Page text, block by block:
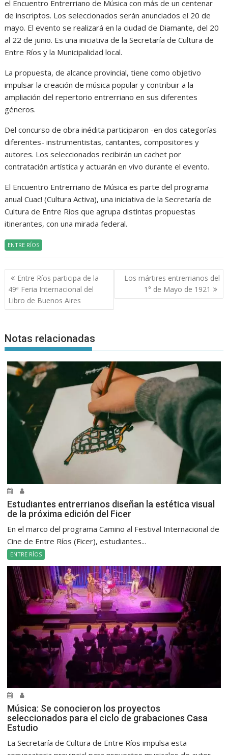
el Encuentro Entrerriano de Música con más de un centenar
de inscriptos. Los seleccionados serán anunciados el 20 de
mayo. El evento se realizará en la ciudad de Diamante, del 20
al 22 de junio. Es una iniciativa de la Secretaría de Cultura de
Entre Ríos y la Municipalidad local.
La propuesta, de alcance provincial, tiene como objetivo
impulsar la creación de música popular y contribuir a la
ampliación del repertorio entrerriano en sus diferentes
géneros.
Del concurso de obra inédita participaron -en dos categorías
diferentes- instrumentistas, cantantes, compositores y
autores. Los seleccionados recibirán un cachet por
contratación artística y actuarán en vivo durante el evento.
El Encuentro Entrerriano de Música es parte del programa
anual Cuac! (Cultura Activa), una iniciativa de la Secretaría de
Cultura de Entre Ríos que agrupa distintas propuestas
itinerantes, con una mirada federal.
ENTRE RÍOS
Navegación
de
entradas
Entre Ríos participa de la
49ª Feria Internacional del
Libro de Buenos Aires
Los mártires entrerrianos del
1° de Mayo de 1921
Notas relacionadas
Estudiantes entrerrianos diseñan la estética visual
de la próxima edición del Ficer
En el marco del programa Camino al Festival Internacional de
Cine de Entre Ríos (Ficer), estudiantes...
ENTRE RÍOS
Música: Se conocieron los proyectos
seleccionados para el ciclo de grabaciones Casa
Estudio
La Secretaría de Cultura de Entre Ríos impulsa esta